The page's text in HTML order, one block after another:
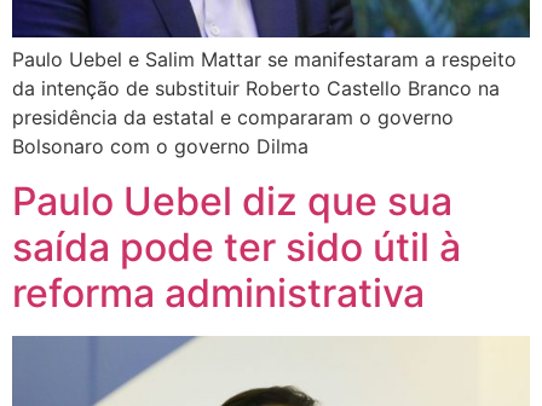
Paulo Uebel e Salim Mattar se manifestaram a respeito
da intenção de substituir Roberto Castello Branco na
presidência da estatal e compararam o governo
Bolsonaro com o governo Dilma
Paulo Uebel diz que sua
saída pode ter sido útil à
reforma administrativa